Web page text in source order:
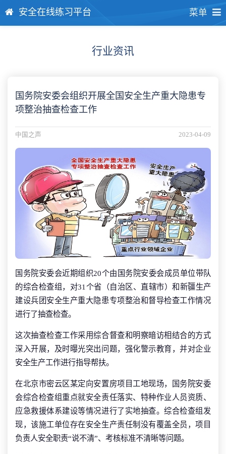
安全在线练习平台 菜单
行业资讯
国务院安委会组织开展全国安全生产重大隐患专
项整治抽查检查工作
中国之声 2023-04-09
国务院安委会近期组织20个由国务院安委会成员单位带队
的综合检查组，对31个省（自治区、直辖市）和新疆生产
建设兵团安全生产重大隐患专项整治和督导检查工作情况
进行了抽查检查。
这次抽查检查工作采用综合督查和明察暗访相结合的方式
深入开展，及时曝光突出问题，强化警示教育，并对企业
安全生产工作进行指导帮扶。
在北京市密云区某定向安置房项目工地现场，国务院安委
会综合检查组重点就安全责任落实、特种作业人员资质、
应急救援体系建设等情况进行了实地抽查。综合检查组发
现，该施工单位存在安全生产责任制没有覆盖全员，项目
负责人安全职责“说不清”、考核标准不清晰等问题。